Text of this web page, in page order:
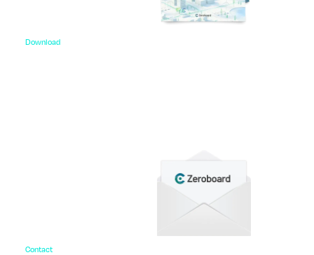
Download
Contact